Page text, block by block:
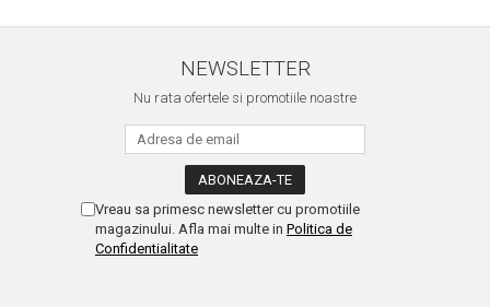
NEWSLETTER
Nu rata ofertele si promotiile noastre
Vreau sa primesc newsletter cu promotiile
magazinului. Afla mai multe in Politica de
Confidentialitate